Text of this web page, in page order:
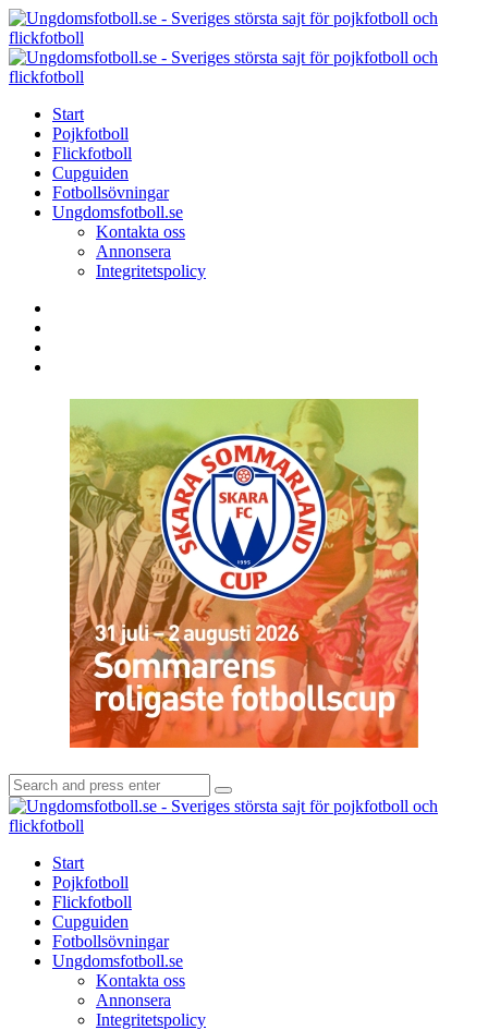
Menu
Search
Menu
Start
Pojkfotboll
Flickfotboll
Cupguiden
Fotbollsövningar
Ungdomsfotboll.se
Kontakta oss
Annonsera
Integritetspolicy
Search
for:
Search
Start
Pojkfotboll
Flickfotboll
Cupguiden
Fotbollsövningar
Ungdomsfotboll.se
Kontakta oss
Annonsera
Integritetspolicy